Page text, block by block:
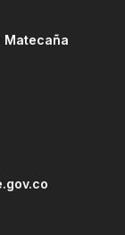
Matecaña